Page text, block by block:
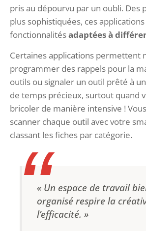
pris au dépourvu par un oubli. Des
plus sophistiquées, ces
fonctionnalitésadaptées à
Certaines applications permettent
programmer des rappels pour la
outils ou signaler un outil prêté à
de temps précieux, surtout quand
bricoler de manière intensive !
scanner chaque outil avec votre
classant les fiches par catégorie.
« Un espace de travail
organisé respire la
l’efficacité. »